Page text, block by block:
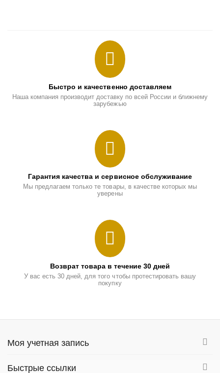
Быстро и качественно доставляем
Наша компания производит доставку по всей России и ближнему
зарубежью
Гарантия качества и сервисное обслуживание
Мы предлагаем только те товары, в качестве которых мы
уверены
Возврат товара в течение 30 дней
У вас есть 30 дней, для того чтобы протестировать вашу
покупку
Моя учетная запись
Быстрые ссылки